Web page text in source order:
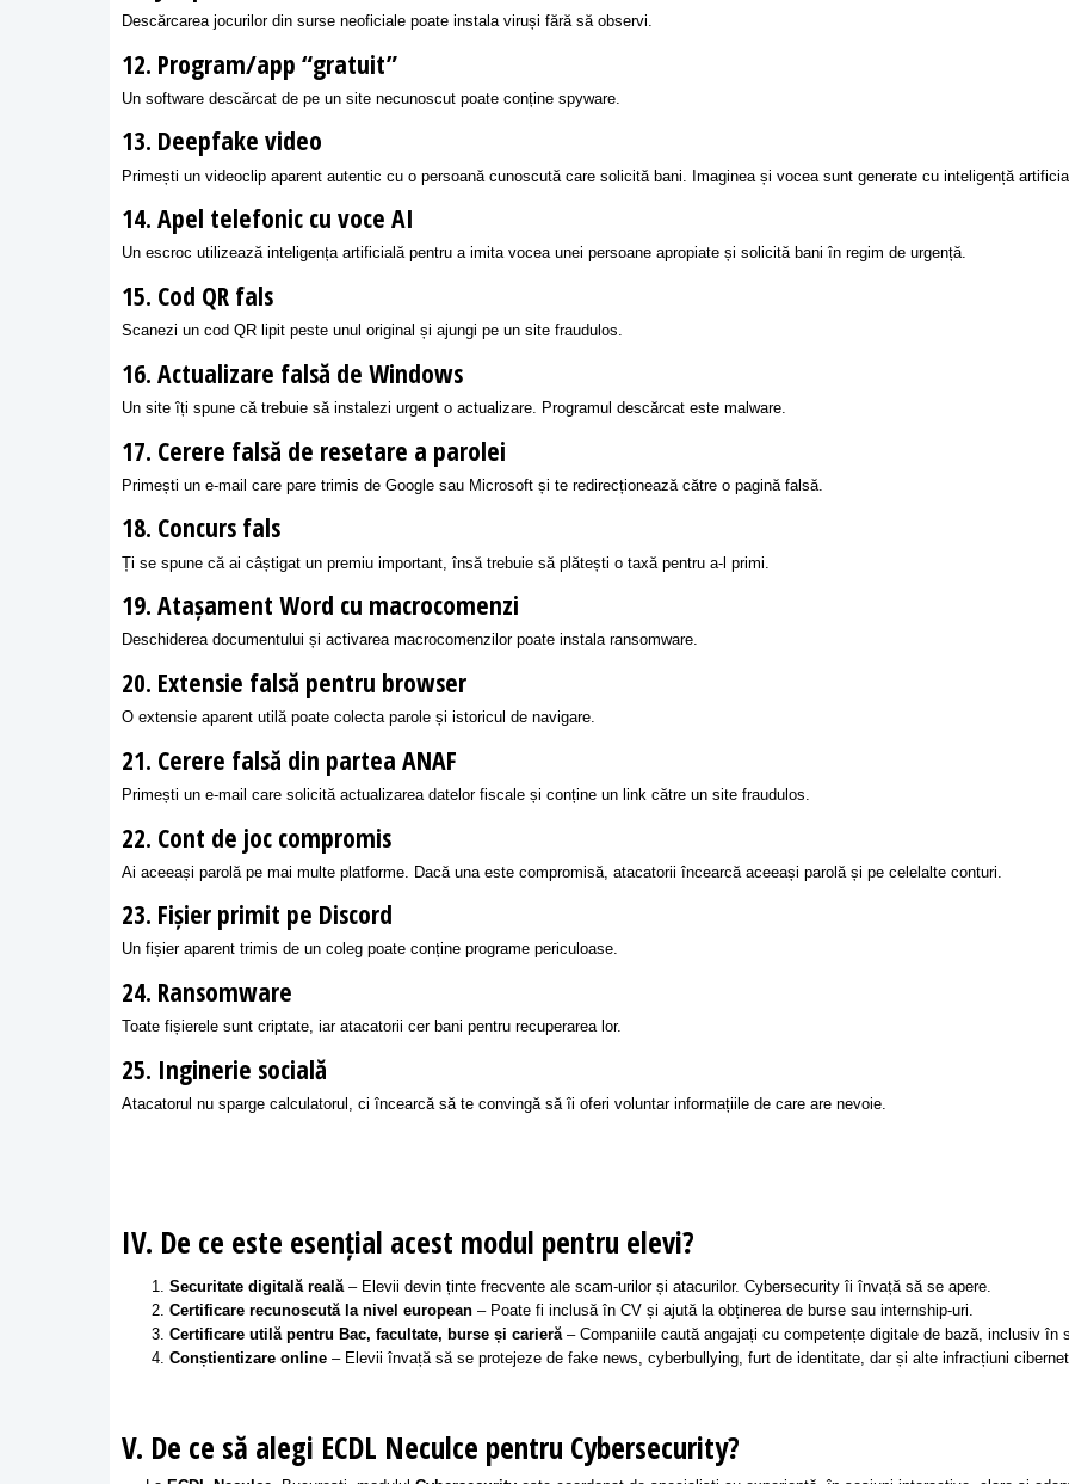
Descărcarea jocurilor din surse neoficiale poate instala viruși fără să observi.
12. Program/app “gratuit”
Un software descărcat de pe un site necunoscut poate conține spyware.
13. Deepfake video
Primești un videoclip aparent autentic cu o persoană cunoscută care solicită bani. Imaginea și vocea sunt generate cu inteligență
14. Apel telefonic cu voce AI
Un escroc utilizează inteligența artificială pentru a imita vocea unei persoane apropiate și solicită bani în regim de urgență.
15. Cod QR fals
Scanezi un cod QR lipit peste unul original și ajungi pe un site fraudulos.
16. Actualizare falsă de Windows
Un site îți spune că trebuie să instalezi urgent o actualizare. Programul descărcat este malware.
17. Cerere falsă de resetare a parolei
Primești un e-mail care pare trimis de Google sau Microsoft și te redirecționează către o pagină falsă.
18. Concurs fals
Ți se spune că ai câștigat un premiu important, însă trebuie să plătești o taxă pentru a-l primi.
19. Atașament Word cu macrocomenzi
Deschiderea documentului și activarea macrocomenzilor poate instala ransomware.
20. Extensie falsă pentru browser
O extensie aparent utilă poate colecta parole și istoricul de navigare.
21. Cerere falsă din partea ANAF
Primești un e-mail care solicită actualizarea datelor fiscale și conține un link către un site fraudulos.
22. Cont de joc compromis
Ai aceeași parolă pe mai multe platforme. Dacă una este compromisă, atacatorii încearcă aceeași parolă și pe celelalte conturi.
23. Fișier primit pe Discord
Un fișier aparent trimis de un coleg poate conține programe periculoase.
24. Ransomware
Toate fișierele sunt criptate, iar atacatorii cer bani pentru recuperarea lor.
25. Inginerie socială
Atacatorul nu sparge calculatorul, ci încearcă să te convingă să îi oferi voluntar informațiile de care are nevoie.
IV. De ce este esențial acest modul pentru elevi?
Securitate digitală reală – Elevii devin ținte frecvente ale scam-urilor și atacurilor. Cybersecurity îi învață să se apere.
Certificare recunoscută la nivel european – Poate fi inclusă în CV și ajută la obținerea de burse sau internship-uri.
Certificare utilă pentru Bac, facultate, burse și carieră – Companiile caută angajați cu competențe digitale de bază, inclusiv în
Conștientizare online – Elevii învață să se protejeze de fake news, cyberbullying, furt de identitate, dar și alte infracțiuni
V. De ce să alegi ECDL Neculce pentru Cybersecurity?